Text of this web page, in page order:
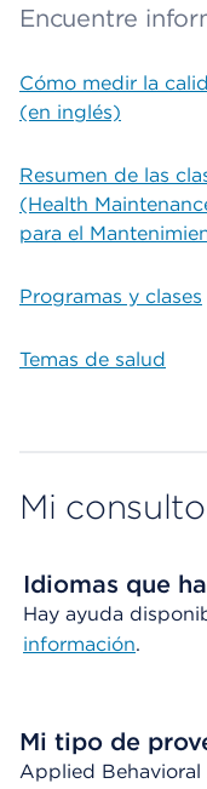
Encuentre
Cómo medir la
(en inglés)
Resumen de las
(Health
para el
Programas y clases
Temas de salud
Mi
Idiomas que
Hay ayuda
información.
Mi tipo de
Applied Behavioral